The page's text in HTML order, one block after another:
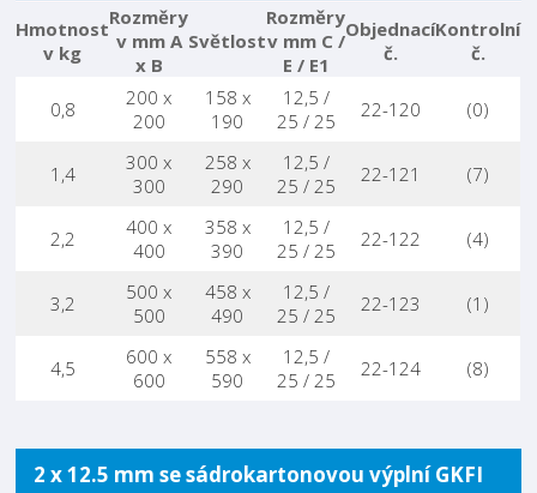
Hmotnost
v kg
Rozměry
v mm A
x B
Světlost
Rozměry
v mm C /
E / E1
Objednací
č.
Kontrolní
č.
0,8
200 x
200
158 x
190
12,5 /
25 / 25
22-120 (0)
1,4
300 x
300
258 x
290
12,5 /
25 / 25
22-121 (7)
2,2
400 x
400
358 x
390
12,5 /
25 / 25
22-122 (4)
3,2
500 x
500
458 x
490
12,5 /
25 / 25
22-123 (1)
4,5
600 x
600
558 x
590
12,5 /
25 / 25
22-124 (8)
2 x 12.5 mm se sádrokartonovou výplní GKFI